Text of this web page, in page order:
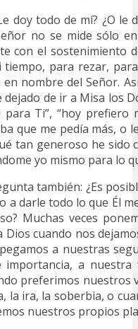
doy todo de mí? ¿O le
no se mide sólo
con el sostenimiento
para rezar,
nombre del Señor.
de ir a Misa los
Ti”, “hoy prefiero
que me pedía más, o
tan generoso he sido
yo mismo para lo
también: ¿Es
a darle todo lo que Él
Muchas veces
cuando nos
a nuestras
a nuestra
preferimos nuestros
la ira, la soberbia, o
nuestros propios